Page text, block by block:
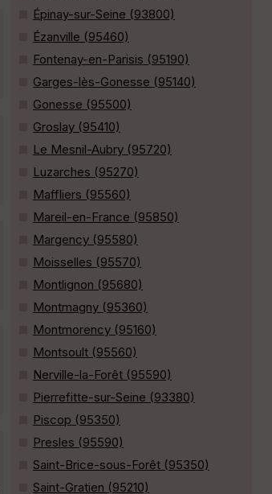
Épinay-sur-Seine (93800)
Ézanville (95460)
Fontenay-en-Parisis (95190)
Garges-lès-Gonesse (95140)
Gonesse (95500)
Groslay (95410)
Le Mesnil-Aubry (95720)
Luzarches (95270)
Maffliers (95560)
Mareil-en-France (95850)
Margency (95580)
Moisselles (95570)
Montlignon (95680)
Montmagny (95360)
Montmorency (95160)
Montsoult (95560)
Nerville-la-Forêt (95590)
Pierrefitte-sur-Seine (93380)
Piscop (95350)
Presles (95590)
Saint-Brice-sous-Forêt (95350)
Saint-Gratien (95210)